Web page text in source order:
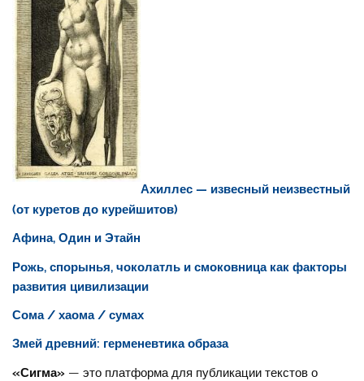
Ахиллес — извесный неизвестный
(от куретов до курейшитов)
Афина, Один и Этайн
Рожь, спорынья, чоколатль и смоковница как факторы
развития цивилизации
Сома / хаома / сумах
Змей древний: герменевтика образа
«Сигма» — это платформа для публикации текстов о